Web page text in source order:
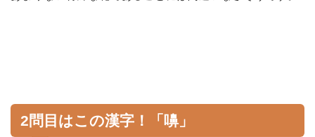
2問目はこの漢字！「嚊」